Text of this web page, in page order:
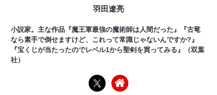
羽田遼亮
小説家。主な作品『魔王軍最強の魔術師は人間だった』『古竜
なら素手で倒せますけど、これって常識じゃないんですか?』
『宝くじが当たったのでレベル1から聖剣を買ってみる』（双葉
社）